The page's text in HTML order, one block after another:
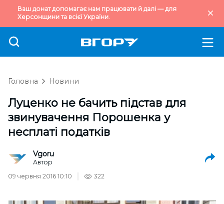
Ваш донат допомагає нам працювати й далі — для
Херсонщини та всієї України.
Головна Новини
Луценко не бачить підстав для
звинувачення Порошенка у
несплаті податків
Vgoru
Автор
09 червня 2016 10:10
322